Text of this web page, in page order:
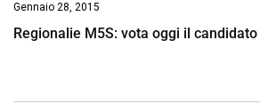
Gennaio 28, 2015
Regionalie M5S: vota oggi il